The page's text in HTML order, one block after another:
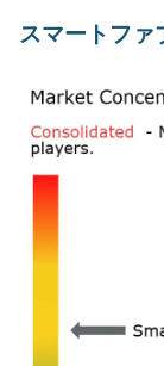
スマートファ